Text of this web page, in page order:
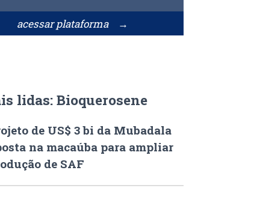
acessar plataforma →
lidas: Bioquerosene
de US$ 3 bi da Mubadala
na macaúba para ampliar
de SAF